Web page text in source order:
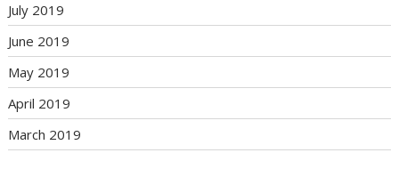
July 2019
June 2019
May 2019
April 2019
March 2019